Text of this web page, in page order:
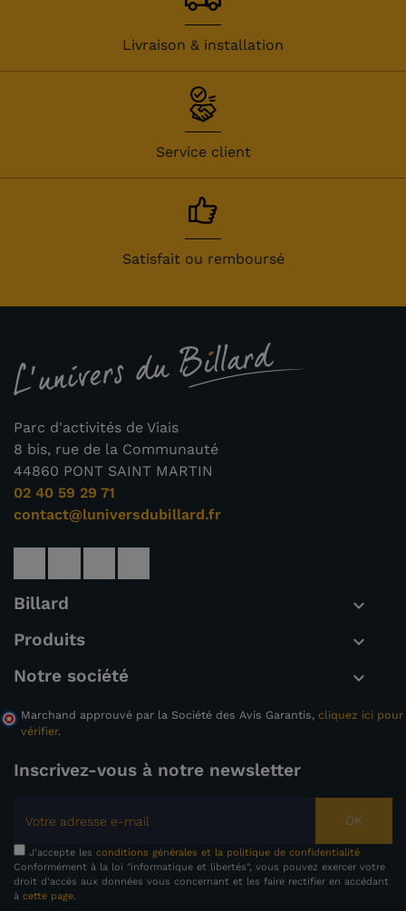
Livraison & installation
Service client
Satisfait ou remboursé
Parc d'activités de Viais
8 bis, rue de la Communauté
44860 PONT SAINT MARTIN
02 40 59 29 71
contact@luniversdubillard.fr
Billard 
Produits 
Notre société 
Marchand approuvé par la Société des Avis Garantis, cliquez ici pour
vérifier.
Inscrivez-vous à notre newsletter
OK
J'accepte les conditions générales et la politique de confidentialité
Conformément à la loi "informatique et libertés", vous pouvez exercer votre
droit d'accès aux données vous concernant et les faire rectifier en accédant
à cette page.